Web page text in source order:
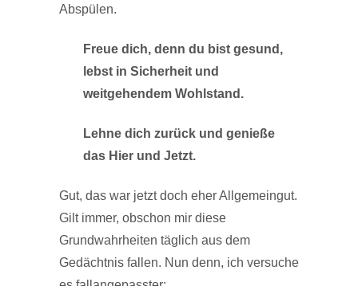
Abspülen.
Freue dich, denn du bist gesund,
lebst in Sicherheit und
weitgehendem Wohlstand.
Lehne dich zurück und genieße
das Hier und Jetzt.
Gut, das war jetzt doch eher Allgemeingut.
Gilt immer, obschon mir diese
Grundwahrheiten täglich aus dem
Gedächtnis fallen. Nun denn, ich versuche